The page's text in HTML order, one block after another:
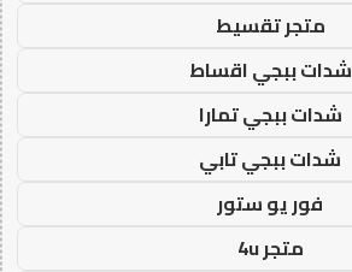
متجر تقسيط
شدات ببجي اقساط
شدات ببجي تمارا
شدات ببجي تابي
فور يو ستور
متجر 4u